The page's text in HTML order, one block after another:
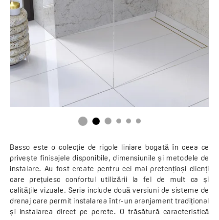
Basso este o colecție de rigole liniare bogată în ceea ce
privește finisajele disponibile, dimensiunile și metodele de
instalare. Au fost create pentru cei mai pretențioși clienți
care prețuiesc confortul utilizării la fel de mult ca și
calitățile vizuale. Seria include două versiuni de sisteme de
drenaj care permit instalarea într-un aranjament tradițional
și instalarea direct pe perete. O trăsătură caracteristică